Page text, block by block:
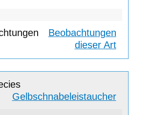
Beobachtungen
dieser Art
Gelbschnabeleistaucher